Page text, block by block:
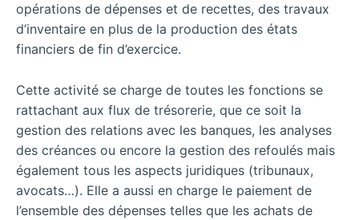
opérations de dépenses et de recettes, des travaux
d’inventaire en plus de la production des états
financiers de fin d’exercice.
Cette activité se charge de toutes les fonctions se
rattachant aux flux de trésorerie, que ce soit la
gestion des relations avec les banques, les analyses
des créances ou encore la gestion des refoulés mais
également tous les aspects juridiques (tribunaux,
avocats…). Elle a aussi en charge le paiement de
l’ensemble des dépenses telles que les achats de